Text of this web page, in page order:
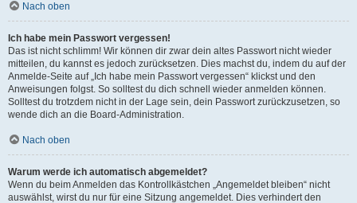
Nach oben
Ich habe mein Passwort vergessen!
Das ist nicht schlimm! Wir können dir zwar dein altes Passwort nicht wieder
mitteilen, du kannst es jedoch zurücksetzen. Dies machst du, indem du auf der
Anmelde-Seite auf „Ich habe mein Passwort vergessen“ klickst und den
Anweisungen folgst. So solltest du dich schnell wieder anmelden können.
Solltest du trotzdem nicht in der Lage sein, dein Passwort zurückzusetzen, so
wende dich an die Board-Administration.
Nach oben
Warum werde ich automatisch abgemeldet?
Wenn du beim Anmelden das Kontrollkästchen „Angemeldet bleiben“ nicht
auswählst, wirst du nur für eine Sitzung angemeldet. Dies verhindert den